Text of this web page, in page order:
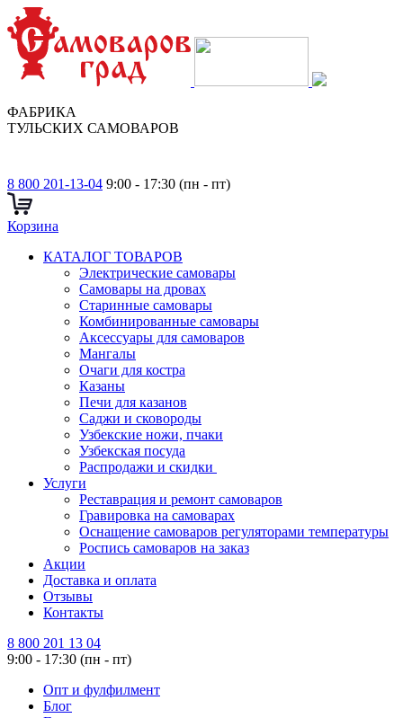
ФАБРИКА
ТУЛЬСКИХ САМОВАРОВ
8 800 201-13-04 9:00 - 17:30 (пн - пт)
Корзина
КАТАЛОГ ТОВАРОВ
Электрические самовары
Cамовары на дровах
Старинные самовары
Комбинированные самовары
Аксессуары для самоваров
Мангалы
Очаги для костра
Казаны
Печи для казанов
Саджи и сковороды
Узбекские ножи, пчаки
Узбекская посуда
Распродажи и скидки
Услуги
Реставрация и ремонт самоваров
Гравировка на самоварах
Оснащение самоваров регуляторами температуры
Роспись самоваров на заказ
Акции
Доставка и оплата
Отзывы
Контакты
8 800 201 13 04
9:00 - 17:30 (пн - пт)
Опт и фулфилмент
Блог